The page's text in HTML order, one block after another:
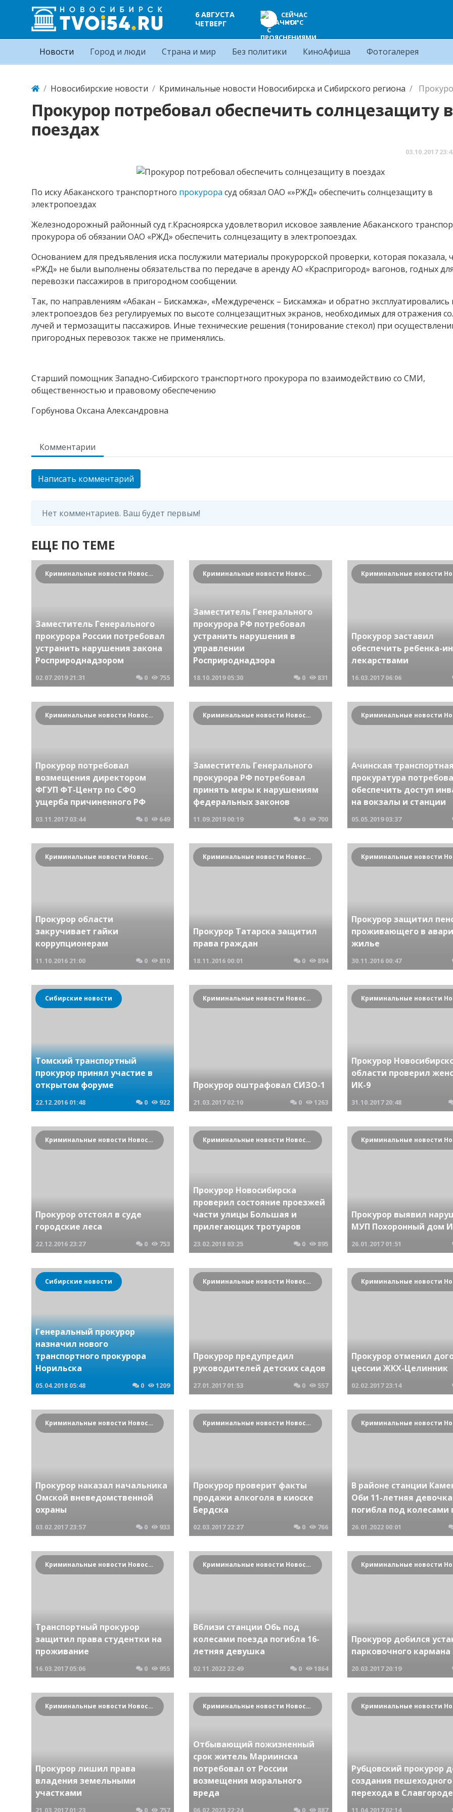
6 АВГУСТА
ЧЕТВЕРГ
СЕЙЧАС
+14°C
Новости Город и люди Страна и мир Без политики КиноАфиша Фотогалерея
Новосибирские новости Криминальные новости Новосибирска и Сибирского региона
Прокурор потребовал обеспечить солнцезащиту в
поездах
03.10.2017
По иску Абаканского транспортного прокурора суд обязал ОАО «»РЖД» обеспечить солнцезащиту в
электропоездах
Железнодорожный районный суд г.Красноярска удовлетворил исковое заявление Абаканского
прокурора об обязании ОАО «РЖД» обеспечить солнцезащиту в электропоездах.
Основанием для предъявления иска послужили материалы прокурорской проверки, которая показала,
«РЖД» не были выполнены обязательства по передаче в аренду АО «Краспригород» вагонов, годных для
перевозки пассажиров в пригородном сообщении.
Так, по направлениям «Абакан – Бискамжа», «Междуреченск – Бискамжа» и обратно эксплуатировались
электропоездов без регулируемых по высоте солнцезащитных экранов, необходимых для отражения
лучей и термозащиты пассажиров. Иные технические решения (тонирование стекол) при
пригородных перевозок также не применялись.
Старший помощник Западно-Сибирского транспортного прокурора по взаимодействию со СМИ,
общественностью и правовому обеспечению
Горбунова Оксана Александровна
Комментарии
Написать комментарий
Нет комментариев. Ваш будет первым!
ЕЩЕ ПО ТЕМЕ
Криминальные новости Новосибирска и Сибирского региона
Заместитель Генерального
прокурора России потребовал
устранить нарушения закона
Росприроднадзором
02.07.2019 21:31 0 755
Криминальные новости Новосибирска и Сибирского региона
Заместитель Генерального
прокурора РФ потребовал
устранить нарушения в
управлении
Росприроднадзора
18.10.201905:30 0 831
Прокурор заставил
обеспечить ребенка-
лекарствами
16.03.2017 06:06
Криминальные новости Новосибирска и Сибирского региона
Прокурор потребовал
возмещения директором
ФГУП ФТ-Центр по СФО
ущерба причиненного РФ
03.11.2017 03:44 0 649
Криминальные новости Новосибирска и Сибирского региона
Заместитель Генерального
прокурора РФ потребовал
принять меры к нарушениям
федеральных законов
11.09.201900:19 0 700
Ачинская транспортная
прокуратура
обеспечить доступ
на вокзалы и станции
05.05.2019 03:37
Криминальные новости Новосибирска и Сибирского региона
Прокурор области
закручивает гайки
коррупционерам
11.10.2016 21:00 0 810
Криминальные новости Новосибирска и Сибирского региона
Прокурор Татарска защитил
права граждан
18.11.2016 00:01 0 894
Прокурор защитил
проживающего в
жилье
30.11.2016 00:47
Сибирские новости
Томский транспортный
прокурор принял участие в
открытом форуме
22.12.2016 01:48 0 922
Криминальные новости Новосибирска и Сибирского региона
Прокурор оштрафовал СИЗО-1
21.03.201702:10 0 1263
Прокурор
области проверил
ИК-9
31.10.2017 20:48
Криминальные новости Новосибирска и Сибирского региона
Прокурор отстоял в суде
городские леса
22.12.2016 23:27 0 753
Криминальные новости Новосибирска и Сибирского региона
Прокурор Новосибирска
проверил состояние проезжей
части улицы Большая и
прилегающих тротуаров
23.02.2018 03:25 0 895
Прокурор выявил
МУП Похоронный дом
26.01.2017 01:51
Сибирские новости
Генеральный прокурор
назначил нового
транспортного прокурора
Норильска
05.04.2018 05:48 0 1209
Криминальные новости Новосибирска и Сибирского региона
Прокурор предупредил
руководителей детских садов
27.01.201701:53 0 557
Прокурор отменил
цессии ЖКХ-Целинник
02.02.2017 23:14
Криминальные новости Новосибирска и Сибирского региона
Прокурор наказал начальника
Омской вневедомственной
охраны
03.02.2017 23:57 0 933
Криминальные новости Новосибирска и Сибирского региона
Прокурор проверит факты
продажи алкоголя в киоске
Бердска
02.03.201722:27 0 766
В районе станции
Оби 11-летняя девочка
погибла под колесами
26.01.2022 00:01
Криминальные новости Новосибирска и Сибирского региона
Транспортный прокурор
защитил права студентки на
проживание
16.03.2017 05:06 0 955
Криминальные новости Новосибирска и Сибирского региона
Вблизи станции Обь под
колесами поезда погибла 16-
летняя девушка
02.11.2022 22:49 0 1864
Прокурор добился
парковочного кармана
20.03.2017 20:19
Криминальные новости Новосибирска и Сибирского региона
Прокурор лишил права
владения земельными
участками
21.03.2017 01:23 0 757
Криминальные новости Новосибирска и Сибирского региона
Отбывающий пожизненный
срок житель Мариинска
потребовал от России
возмещения морального
вреда
06.02.2023 22:24 0 887
Рубцовский прокурор
создания пешеходного
перехода в Славгороде
11.04.2017 02:14